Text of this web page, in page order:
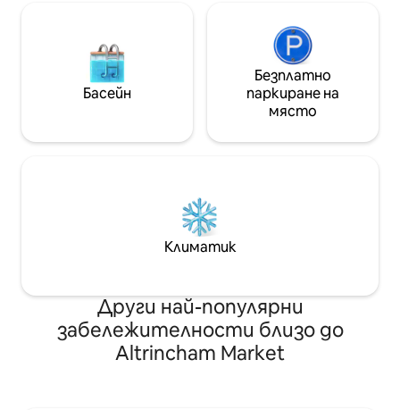
Басейн
Безплатно
паркиране на
място
Климатик
Други най-популярни
забележителности близо до
Altrincham Market